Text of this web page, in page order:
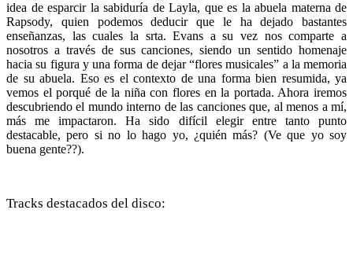
idea de esparcir la sabiduría de Layla, que es la abuela materna de
Rapsody, quien podemos deducir que le ha dejado bastantes
enseñanzas, las cuales la srta. Evans a su vez nos comparte a
nosotros a través de sus canciones, siendo un sentido homenaje
hacia su figura y una forma de dejar “flores musicales” a la memoria
de su abuela. Eso es el contexto de una forma bien resumida, ya
vemos el porqué de la niña con flores en la portada. Ahora iremos
descubriendo el mundo interno de las canciones que, al menos a mí,
más me impactaron. Ha sido difícil elegir entre tanto punto
destacable, pero si no lo hago yo, ¿quién más? (Ve que yo soy
buena gente??).
Tracks destacados del disco: